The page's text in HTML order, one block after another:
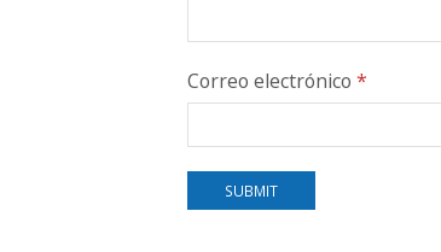
Correo electrónico *